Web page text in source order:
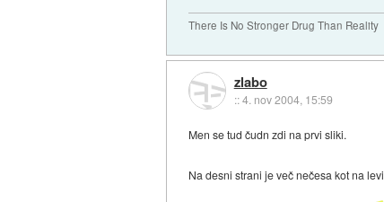
There Is No Stronger Drug Than Reality
zlabo
::4. nov 2004, 15:59
Men se tud čudn zdi na prvi sliki.
Na desni strani je več nečesa kot na levi